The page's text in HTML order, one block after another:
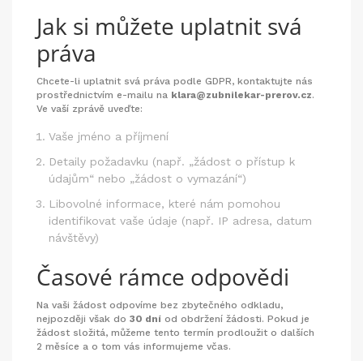
Jak si můžete uplatnit svá
práva
Chcete-li uplatnit svá práva podle GDPR, kontaktujte nás
prostřednictvím e-mailu na klara@zubnilekar-prerov.cz.
Ve vaší zprávě uveďte:
Vaše jméno a příjmení
Detaily požadavku (např. „žádost o přístup k
údajům“ nebo „žádost o vymazání“)
Libovolné informace, které nám pomohou
identifikovat vaše údaje (např. IP adresa, datum
návštěvy)
Časové rámce odpovědi
Na vaši žádost odpovíme bez zbytečného odkladu,
nejpozději však do 30 dní od obdržení žádosti. Pokud je
žádost složitá, můžeme tento termín prodloužit o dalších
2 měsíce a o tom vás informujeme včas.